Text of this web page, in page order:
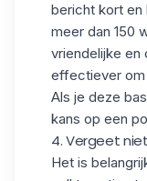
bericht kort en
meer dan 150
vriendelijke en
effectiever om
Als je deze
kans op een
4. Vergeet
Het is